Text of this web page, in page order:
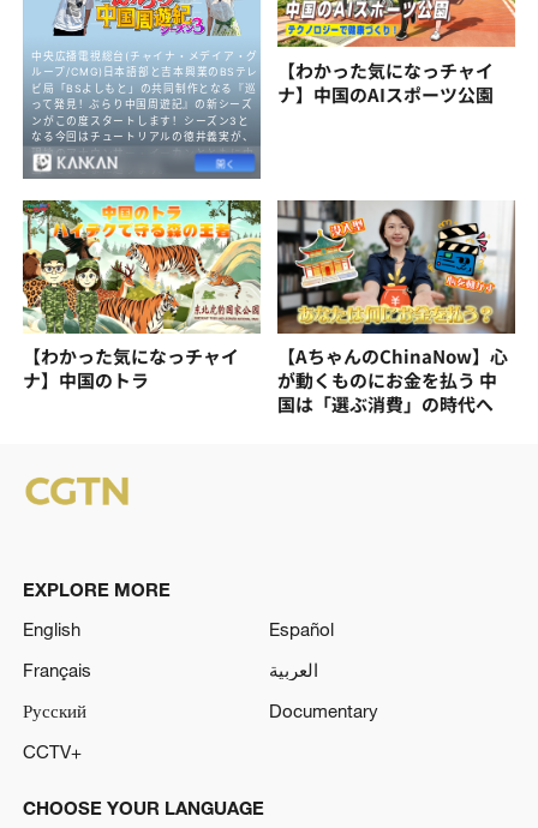
【わかった気になっチャイ
ナ】中国のAIスポーツ公園
【わかった気になっチャイ
ナ】中国のトラ
【AちゃんのChinaNow】心
が動くものにお金を払う 中
国は「選ぶ消費」の時代へ
EXPLORE MORE
English
Español
Français
العربية
Русский
Documentary
CCTV+
CHOOSE YOUR LANGUAGE